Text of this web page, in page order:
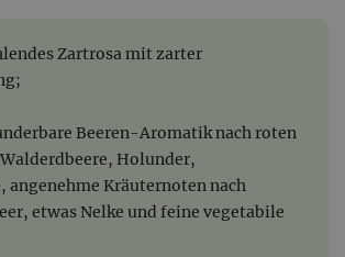
Zartrosa mit zarter
Beeren-Aromatik nach roten
Holunder,
angenehme Kräuternoten nach
etwas Nelke und feine vegetabile